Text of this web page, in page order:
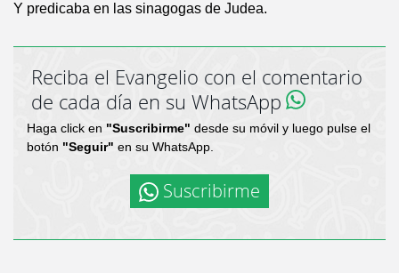
Y predicaba en las sinagogas de Judea.
Reciba el Evangelio con el comentario
de cada día en su WhatsApp
Haga click en "Suscribirme" desde su móvil y luego pulse el
botón "Seguir" en su WhatsApp.
Suscribirme